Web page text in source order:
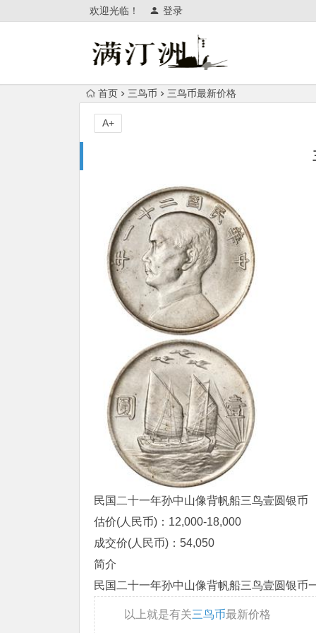
欢迎光临！ 登录
首页 三鸟币 三鸟币最新价格
A+
民国二十一年孙中山像背帆船三鸟壹圆银币
估价(人民币)：12,000-18,000
成交价(人民币)：54,050
简介
民国二十一年孙中山像背帆船三鸟壹圆银币
以上就是有关三鸟币最新价格